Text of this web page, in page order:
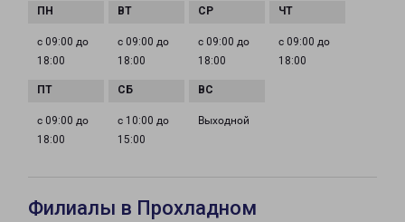
с 09:00 до
18:00
с 09:00 до
18:00
с 09:00 до
18:00
с 09:00 до
18:00
с 09:00 до
18:00
с 10:00 до
15:00
Выходной
Филиалы в Прохладном